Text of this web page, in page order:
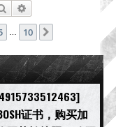
搜尋
10
证书，购买加